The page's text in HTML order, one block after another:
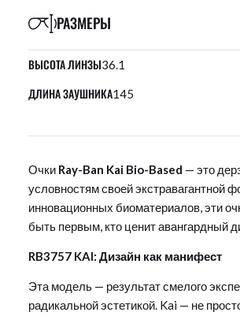
РАЗМЕРЫ
ВЫСОТА ЛИНЗЫ36.1
ДЛИНА ЗАУШНИКА145
Очки Ray-Ban Kai Bio-Based — это
условностям своей
инновационных биоматериалов, эти
быть первым, кто ценит авангардный
RB3757 KAI: Дизайн как манифест
Эта модель — результат смелого
радикальной эстетикой. Kai — не